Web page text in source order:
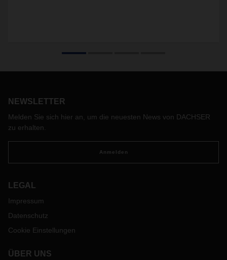
NEWSLETTER
Melden Sie sich hier an, um die neuesten News von DACHSER
zu erhalten.
Anmelden
LEGAL
Impressum
Datenschutz
Cookie Einstellungen
ÜBER UNS